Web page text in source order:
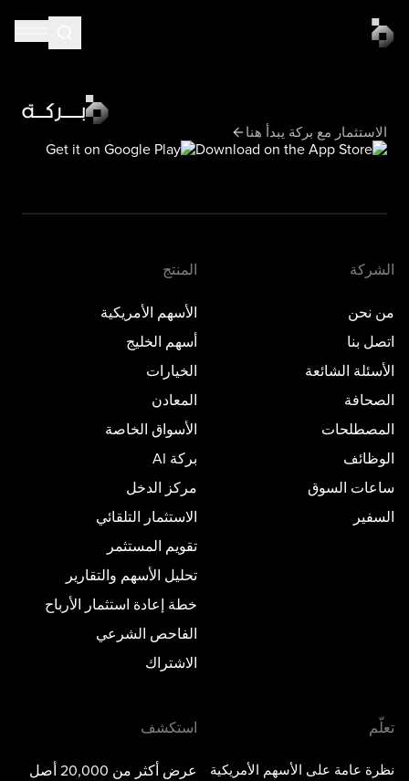
الاستثمار مع بركة يبدأ هنا
الشركة
من نحن
اتصل بنا
الأسئلة الشائعة
الصحافة
المصطلحات
الوظائف
ساعات السوق
السفير
المنتج
الأسهم الأمريكية
أسهم الخليج
الخيارات
المعادن
الأسواق الخاصة
بركة AI
مركز الدخل
الاستثمار التلقائي
تقويم المستثمر
تحليل الأسهم والتقارير
خطة إعادة استثمار الأرباح
الفاحص الشرعي
الاشتراك
تعلّم
نظرة عامة على الأسهم الأمريكية
استكشف
عرض أكثر من 20,000 أصل